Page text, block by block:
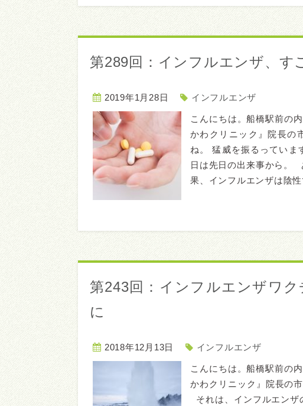
第289回：インフルエンザ、す
2019年1月28日 インフルエンザ
こんにちは。船橋駅前の
かわクリニック』院長の
ね。 猛威を振るってい
日は先日の出来事から。
果、インフルエンザは陰
第243回：インフルエンザワ
に
2018年12月13日 インフルエンザ
こんにちは。船橋駅前の
かわクリニック』院長の
それは、インフルエンザ